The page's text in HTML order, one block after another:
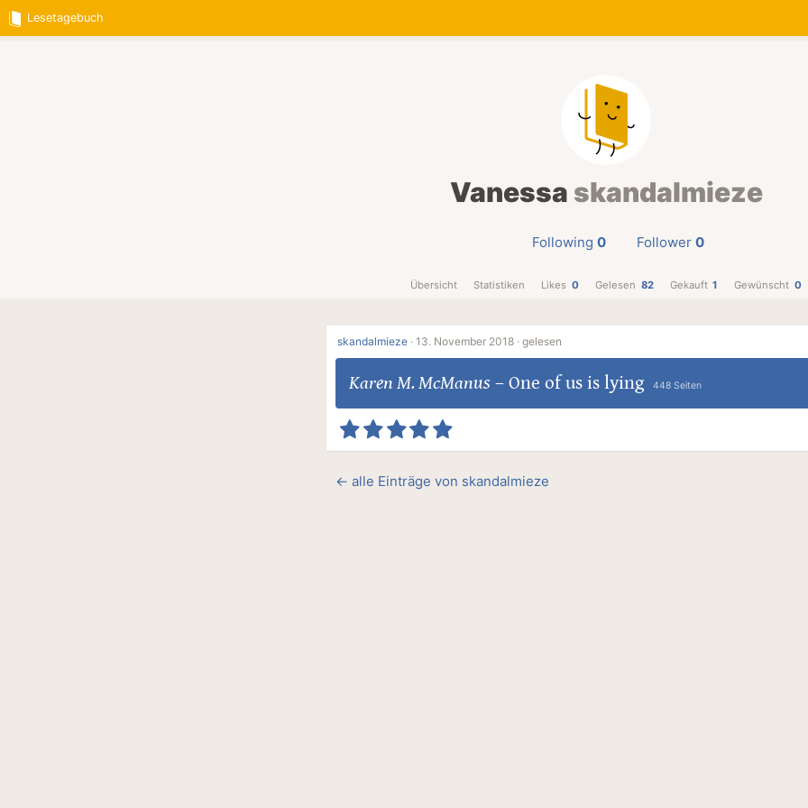
Lesetagebuch
Vanessa skandalmieze
Following 0 Follower 0
Übersicht Statistiken Likes 0 Gelesen 82 Gekauft 1 Gewünscht 0
skandalmieze · 13. November 2018 · gelesen
Karen M. McManus – One of us is lying 448 Seiten
← alle Einträge von skandalmieze